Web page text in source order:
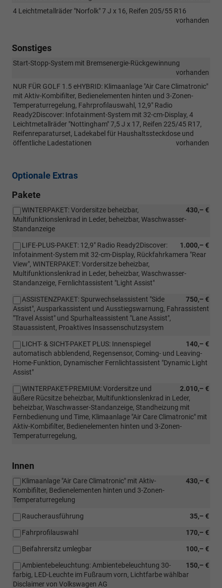
4 Leichtmetallräder "Norfolk" 7 J x 16, Reifen 205/55 R16
vorhanden
Sonstiges
Start-Stopp-System mit Bremsenergie-Rückgewinnung
vorhanden
NUR FÜR GOLF 1.5 eHYBRID: Klimaanlage "Air Care Climatronic"
mit Aktiv-Kombifilter, Bedienelementen hinten und 3-Zonen-
Temperaturregelung, Fahrprofilauswahl, 12,9" Radio
Ready2Discover: Infotainment-System mit 32-cm-Display, 4
Leichtmetallräder "Nottingham" 7,5 J x 17, Reifen 225/45 R17,
Reifenreparaturset, Ladekabel für Haushaltssteckdose und
öffentliche Ladestationen
vorhanden
Optionale Extras
Pakete
430,– €
WINTERPAKET: Vordersitze beheizbar,
Multifunktionslenkrad in Leder, beheizbar, Waschwasser-
Standanzeige
1.000,– €
LIFE-PLUS-PAKET: 12,9" Radio Ready2Discover:
Infotainment-System mit 32-cm-Display, Rückfahrkamera "Rear
View", WINTERPAKET: Vordersitze beheizbar,
Multifunktionslenkrad in Leder, beheizbar, Waschwasser-
Standanzeige, Fernlichtassistent "Light Assist"
750,– €
ASSISTENZPAKET: Spurwechselassistent "Side
Assist", Ausparkassistent und Ausstiegswarnung, Fahrassistent
"Travel Assist" und Spurhalteassistent "Lane Assist",
Stauassistent, Proaktives Insassenschutzsystem
140,– €
LICHT- & SICHT-PAKET PLUS: Innenspiegel
automatisch abblendend, Regensensor, Coming- und Leaving-
Home-Funktion, Dynamischer Fernlichtassistent "Dynamic Light
Assist"
2.010,– €
WINTERPAKET-PREMIUM: Vordersitze und
äußere Rücsitze beheizbar, Multifunktionslenkrad in Leder,
beheizbar, Waschwasser-Standanzeige, Standheizung mit
Fernbedienung und Time, Klimaanlage "Air Care Climatronic" mit
Aktiv-Kombifilter, Bedienelementen hinten und 3-Zonen-
Temperaturregelung,
Innen
430,– €
Klimaanlage "Air Care Climatronic" mit Aktiv-
Kombifilter, Bedienelementen hinten und 3-Zonen-
Temperaturregelung
35,– €
Raucherausführung
170,– €
Fahrprofilauswahl
100,– €
Beifahrersitz umlegbar
150,– €
Ambientebeleuchtung: Ambientebeleuchtung 30-
farbig, LED-Leuchte im Fußraum vorn, Lichtfarbe wählbar
Disclaimer von Volkswagen AG